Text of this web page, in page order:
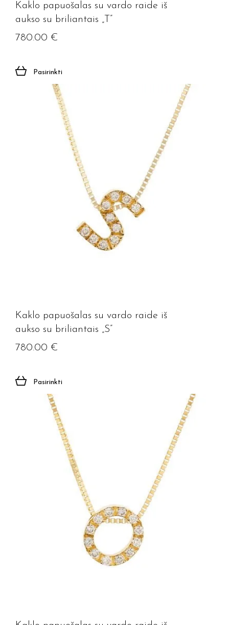
Kaklo papuošalas su vardo raide iš
aukso su briliantais „T”
780.00 €
Pasirinkti
Kaklo papuošalas su vardo raide iš
aukso su briliantais „S”
780.00 €
Pasirinkti